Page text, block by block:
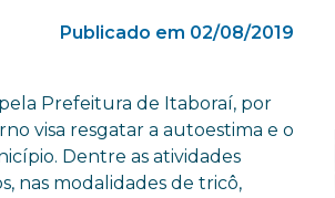
Publicado em 02/08/2019
Prefeitura de Itaboraí, por
visa resgatar a autoestima e o
Dentre as atividades
nas modalidades de tricô,